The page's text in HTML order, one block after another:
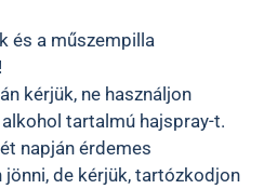
és a műszempilla
kérjük, ne használjon
tartalmú hajspray-t.
napján érdemes
jönni, de kérjük, tartózkodjon